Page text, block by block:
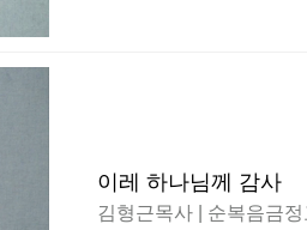
이레 하나님께 감사
김형근목사 | 순복음금정